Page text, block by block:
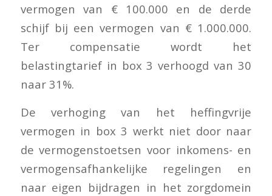
vermogen van € 100.000 en de derde
schijf bij een vermogen van € 1.000.000.
Ter compensatie wordt het
belastingtarief in box 3 verhoogd van 30
naar 31%.
De verhoging van het heffingvrije
vermogen in box 3 werkt niet door naar
de vermogenstoetsen voor inkomens- en
vermogensafhankelijke regelingen en
naar eigen bijdragen in het zorgdomein